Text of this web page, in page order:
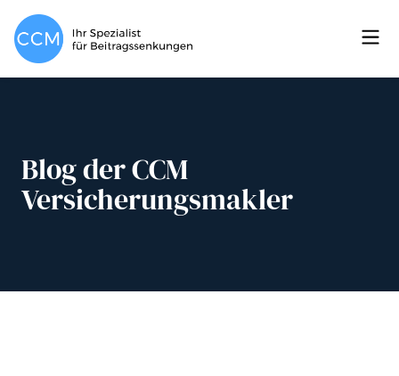
Blog der CCM
Versicherungsmakler